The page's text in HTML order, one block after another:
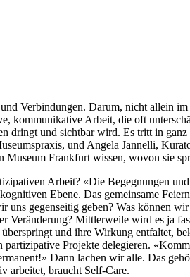
Verbindungen. Darum, nicht allein
kommunikative Arbeit, die oft
dringt und sichtbar wird. Es tritt in
und Angela Jannelli,
Frankfurt wissen, wovon sie
Arbeit? «Die Begegnungen
Ebene. Das gemeinsame
uns gegenseitig geben? Was können
Veränderung? Mittlerweile wird es ja
und ihre Wirkung entfaltet,
partizipative Projekte delegieren.
Dann lachen wir alle. Das
arbeitet, braucht Self-Care.